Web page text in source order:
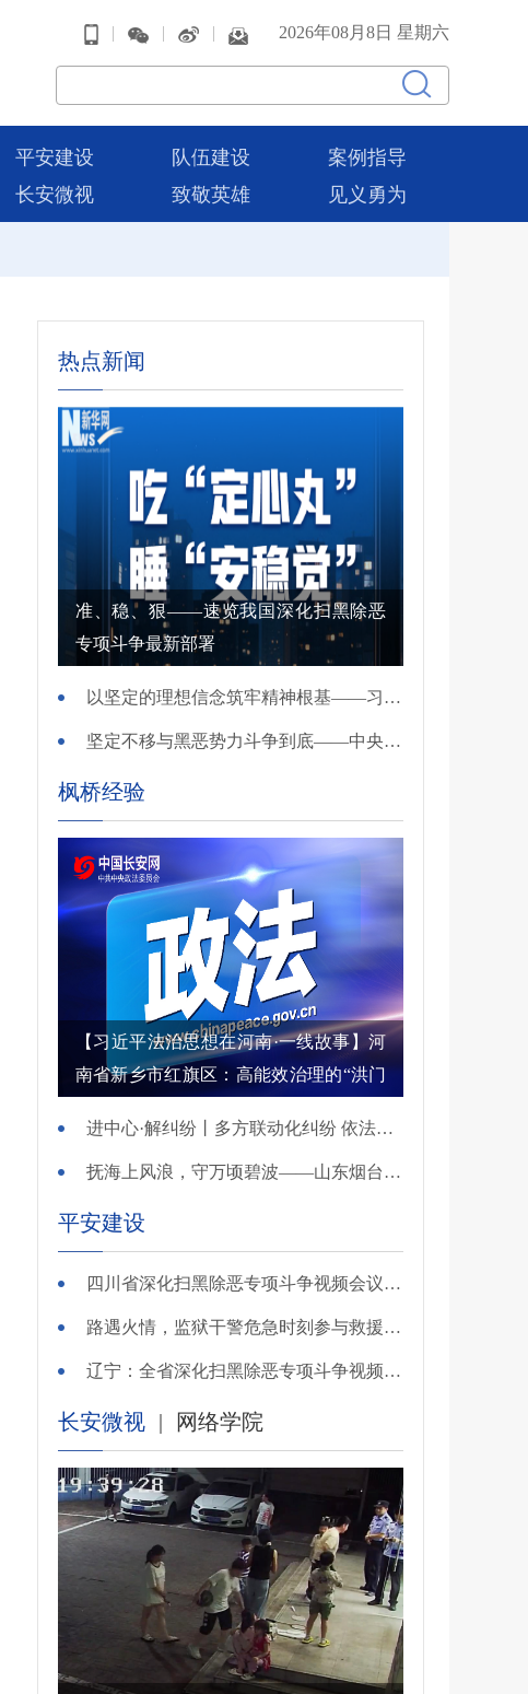
| | | 2026年08月8日 星期六
平安建设 队伍建设
案例指导
长安微视 致敬英雄 见义勇为
热点新闻
准、稳、狠——速览我国深化扫黑除恶
专项斗争最新部署
以坚定的理想信念筑牢精神根基——习近平党建思想理论品格系列述评之一
坚定不移与黑恶势力斗争到底——中央政法委负责同志就开展深化扫黑除恶专项斗争有关问题答记者问
枫桥经验
【习近平法治思想在河南·一线故事】河
南省新乡市红旗区：高能效治理的“洪门
进中心·解纠纷丨多方联动化纠纷 依法调解护农耕
抚海上风浪，守万顷碧波——山东烟台把矛盾化解在微澜未起时
平安建设
四川省深化扫黑除恶专项斗争视频会议召开 于立军出席并讲话
路遇火情，监狱干警危急时刻参与救援显身手！
辽宁：全省深化扫黑除恶专项斗争视频会议召开
长安微视 | 网络学院